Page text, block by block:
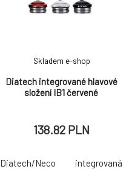
Diatech integrované hlavové
složení IB1 červené
Skladem e-shop
138.82 PLN
Diatech/Neco integrovaná